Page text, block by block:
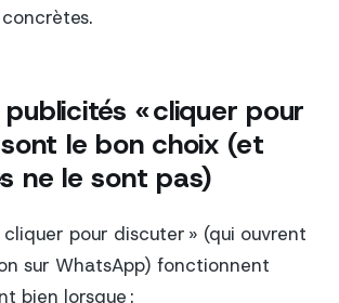
« cliquer pour
le bon choix (et
ne le sont pas)
cliquer pour discuter » (qui ouvrent
sur WhatsApp) fonctionnent
bien lorsque :